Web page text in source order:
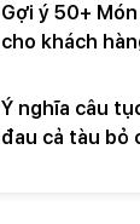
Gợi ý 50+
cho khách
Ý nghĩa câu
đau cả tàu bỏ